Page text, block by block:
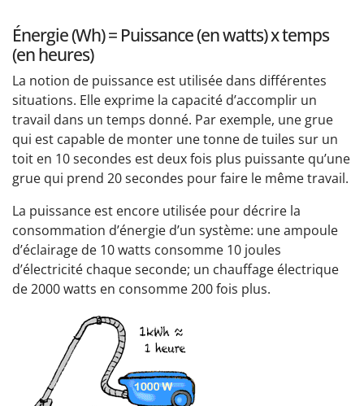
Énergie (Wh) = Puissance (en watts) x temps
(en heures)
La notion de puissance est utilisée dans différentes
situations. Elle exprime la capacité d’accomplir un
travail dans un temps donné. Par exemple, une grue
qui est capable de monter une tonne de tuiles sur un
toit en 10 secondes est deux fois plus puissante qu’une
grue qui prend 20 secondes pour faire le même travail.
La puissance est encore utilisée pour décrire la
consommation d’énergie d’un système: une ampoule
d’éclairage de 10 watts consomme 10 joules
d’électricité chaque seconde; un chauffage électrique
de 2000 watts en consomme 200 fois plus.